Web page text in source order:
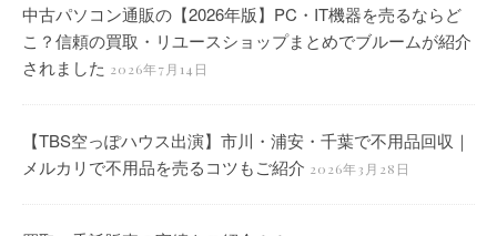
中古パソコン通販の【2026年版】PC・IT機器を売るならど
こ？信頼の買取・リユースショップまとめでブルームが紹介
されました 2026年7月14日
【TBS空っぽハウス出演】市川・浦安・千葉で不用品回収｜
メルカリで不用品を売るコツもご紹介 2026年3月28日